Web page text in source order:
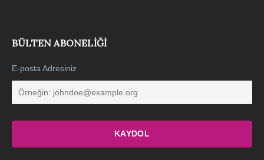
BÜLTEN ABONELIĞI
E-posta Adresiniz